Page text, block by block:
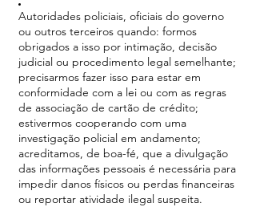
Autoridades policiais, oficiais do governo
ou outros terceiros quando: formos
obrigados a isso por intimação, decisão
judicial ou procedimento legal semelhante;
precisarmos fazer isso para estar em
conformidade com a lei ou com as regras
de associação de cartão de crédito;
estivermos cooperando com uma
investigação policial em andamento;
acreditamos, de boa-fé, que a divulgação
das informações pessoais é necessária para
impedir danos físicos ou perdas financeiras
ou reportar atividade ilegal suspeita.